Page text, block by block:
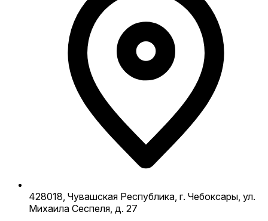
428018, Чувашская Республика, г. Чебоксары, ул.
Михаила Сеспеля, д. 27